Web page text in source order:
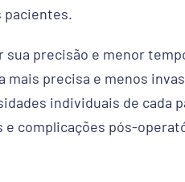
pacientes.
precisão e menor
precisa e menos
individuais de cada
complicações pós-